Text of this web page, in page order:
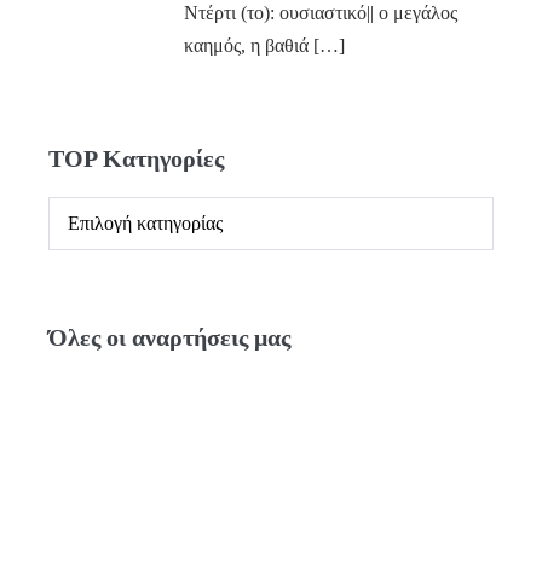
Ντέρτι (το): ουσιαστικό|| ο μεγάλος
καημός, η βαθιά […]
TOP Κατηγορίες
Όλες οι αναρτήσεις μας